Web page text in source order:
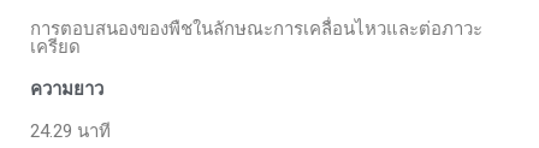
การตอบสนองของพืชในลักษณะการเคลื่อนไหวและต่อภาวะ
เครียด
ความยาว
24.29 นาที